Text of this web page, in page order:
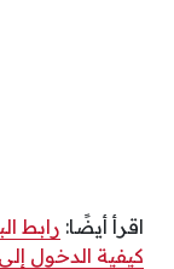
اقرأ أيضًا: رابط
كيفية الدخول إلى